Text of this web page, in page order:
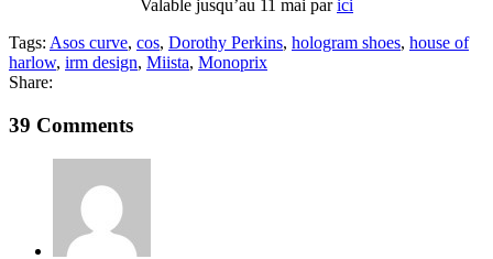
Valable jusqu’au 11 mai parici
Tags: Asos curve, cos, Dorothy Perkins, hologram shoes, house of
harlow, irm design, Miista, Monoprix
Share:
39 Comments